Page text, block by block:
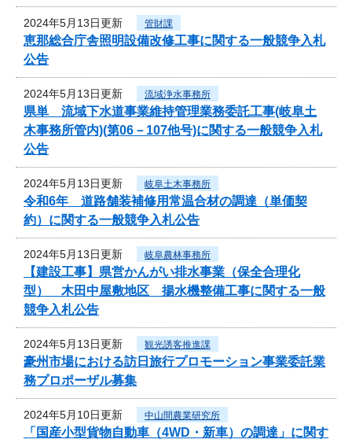
2024年5月13日更新 管財課
恵那総合庁舎照明設備改修工事に関する一般競争入札
公告
2024年5月13日更新 流域浄水事務所
県単 流域下水道事業維持管理業務委託工事(岐阜土
木事務所管内)(第06－107他号)に関する一般競争入札
公告
2024年5月13日更新 岐阜土木事務所
令和6年 道路舗装補修用常温合材の調達（単価契
約）に関する一般競争入札公告
2024年5月13日更新 岐阜農林事務所
【建設工事】県営かんがい排水事業（保全合理化
型） 木田中屋敷地区 揚水機整備工事に関する一般
競争入札公告
2024年5月13日更新 観光誘客推進課
豪州市場における訪日旅行プロモーション事業委託業
務プロポーザル募集
2024年5月10日更新 中山間農業研究所
「国産小型貨物自動車（4WD・新車）の調達」に関す